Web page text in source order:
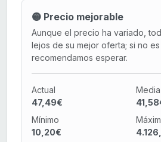
🟡 Precio mejorable
Aunque el precio ha variado,
lejos de su mejor oferta; si no es
recomendamos esperar.
Actual
47,49€
Media
Mínimo
10,20€